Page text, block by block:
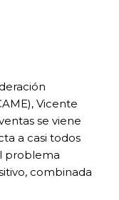
Vicente
se viene
a casi todos
problema
combinada